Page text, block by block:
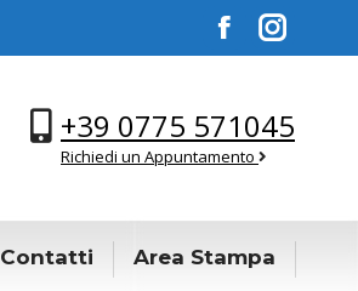
FacebookInstagram
+39 0775 571045
Richiedi un Appuntamento
Contatti Area Stampa